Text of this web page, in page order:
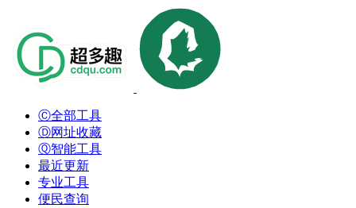
Ⓒ全部工具
Ⓓ网址收藏
Ⓠ智能工具
最近更新
专业工具
便民查询